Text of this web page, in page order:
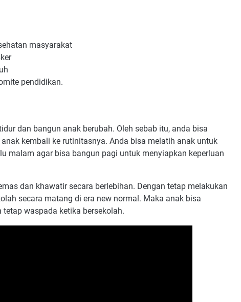
masyarakat
pendidikan.
dan bangun anak berubah. Oleh sebab itu, anda bisa
kembali ke rutinitasnya. Anda bisa melatih anak untuk
malam agar bisa bangun pagi untuk menyiapkan keperluan
dan khawatir secara berlebihan. Dengan tetap melakukan
secara matang di era new normal. Maka anak bisa
waspada ketika bersekolah.